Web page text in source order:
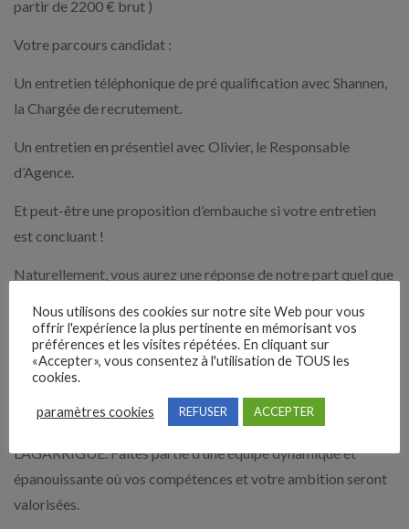
partir de 2200 € brut )
Votre parcours candidat :
Un entretien téléphonique de pré qualification avec Shannen,
la Chargée de recrutement.
Un entretien en présentiel avec Olivier, le Responsable
d’Agence.
Et peut-être une proposition d’embauche si votre entretien
est concluant !
Naturellement, vous aurez une réponse de notre part quel que
Dans le cadre de notre politique diversité, nous portons une
attention particulière, à compétences égales, aux
Rejoignez-nous et contribuez au succès continu du Réseau
LAGARRIGUE. Faites partie d’une équipe dynamique et
épanouissante où vos compétences et votre ambition seront
valorisées.
Nous utilisons des cookies sur notre site Web pour vous
offrir l'expérience la plus pertinente en mémorisant vos
préférences et les visites répétées. En cliquant sur
«Accepter», vous consentez à l'utilisation de TOUS les
cookies.
paramètres cookies REFUSER ACCEPTER